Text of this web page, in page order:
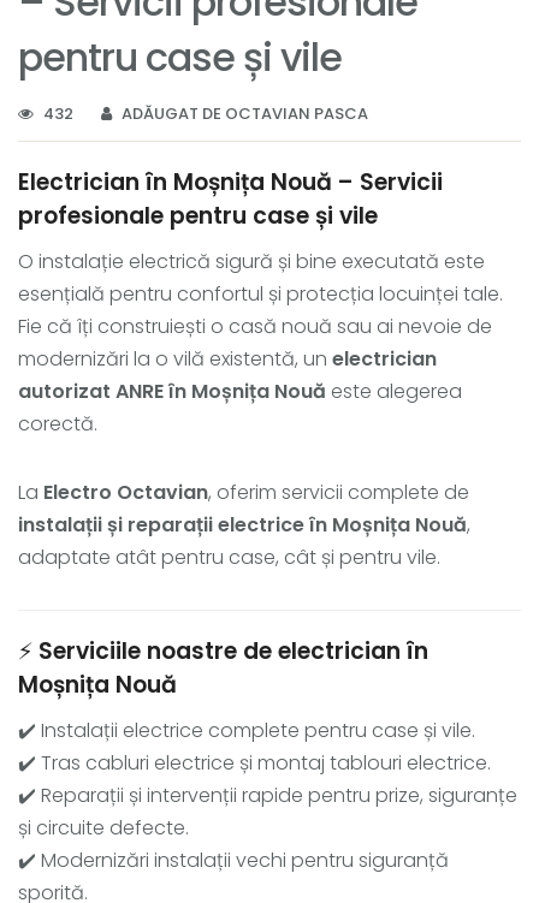
pentru case și vile
432 ADĂUGAT DE OCTAVIAN PASCA
Electrician în Moșnița Nouă – Servicii
profesionale pentru case și vile
O instalație electrică sigură și bine executată este
esențială pentru confortul și protecția locuinței tale.
Fie că îți construiești o casă nouă sau ai nevoie de
modernizări la o vilă existentă, un electrician
autorizat ANRE în Moșnița Nouă este alegerea
corectă.
La Electro Octavian, oferim servicii complete de
instalații și reparații electrice în Moșnița Nouă,
adaptate atât pentru case, cât și pentru vile.
⚡ Serviciile noastre de electrician în
Moșnița Nouă
✔️ Instalații electrice complete pentru case și vile.
✔️ Tras cabluri electrice și montaj tablouri electrice.
✔️ Reparații și intervenții rapide pentru prize, siguranțe
și circuite defecte.
✔️ Modernizări instalații vechi pentru siguranță
sporită.